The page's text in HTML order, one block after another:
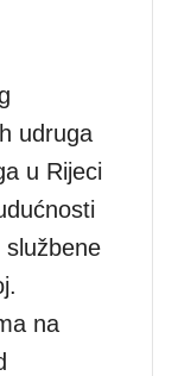
udruga
u Rijeci
službene
na